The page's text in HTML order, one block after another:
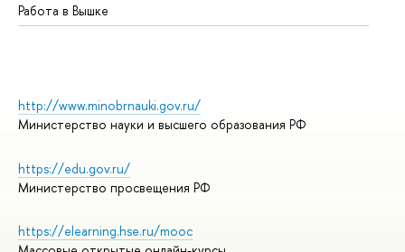
Работа в Вышке
http://www.minobrnauki.gov.ru/
Министерство науки и высшего образования РФ
https://edu.gov.ru/
Министерство просвещения РФ
https://elearning.hse.ru/mooc